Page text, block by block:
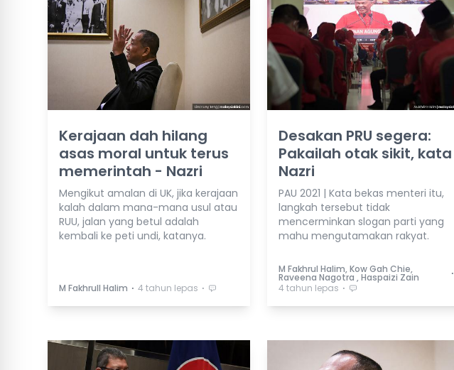
Kerajaan dah hilang
asas moral untuk terus
memerintah - Nazri
Mengikut amalan di UK, jika kerajaan
kalah dalam mana-mana usul atau
RUU, jalan yang betul adalah
kembali ke peti undi, katanya.
M Fakhrull Halim ⋅ 4 tahun lepas ⋅
Desakan PRU segera:
Pakailah otak sikit, kata
Nazri
PAU 2021 | Kata bekas menteri itu,
langkah tersebut tidak
mencerminkan slogan parti yang
mahu mengutamakan rakyat.
M Fakhrul Halim, Kow Gah Chie,
Raveena Nagotra , Haspaizi Zain ⋅
4 tahun lepas ⋅